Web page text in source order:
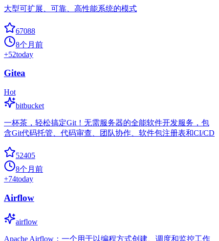
大型可扩展、可靠、高性能系统的模式
67088
8个月前
+52today
Gitea
Hot
bitbucket
一杯茶，轻松搞定Git！无需服务器的全能软件开发服务，包
含Git代码托管、代码审查、团队协作、软件包注册表和CI/CD
52405
8个月前
+74today
Airflow
airflow
Apache Airflow：一个用于以编程方式创建、调度和监控工作